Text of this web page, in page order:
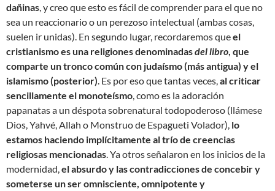
dañinas, y creo que esto es fácil de comprender para el que no
sea un reaccionario o un perezoso intelectual (ambas cosas,
suelen ir unidas). En segundo lugar, recordaremos queel
cristianismo es una religiones denominadasdel libro, que
comparte un tronco común con judaísmo (más antigua) y el
islamismo (posterior). Es por eso que tantas veces,al criticar
sencillamente el monoteísmo, como es la adoración
papanatas a un déspota sobrenatural todopoderoso (llámese
Dios, Yahvé, Allah o Monstruo de Espagueti Volador), lo
estamos haciendo implícitamente al trío de creencias
religiosas mencionadas. Ya otros señalaron en los inicios de la
modernidad,el absurdo y las contradicciones de concebir y
someterse un ser omnisciente, omnipotente y